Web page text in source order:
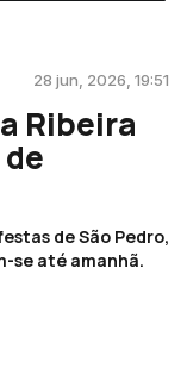
28 jun, 2026, 19:51
Ribeira
de São Pedro,
se até amanhã.